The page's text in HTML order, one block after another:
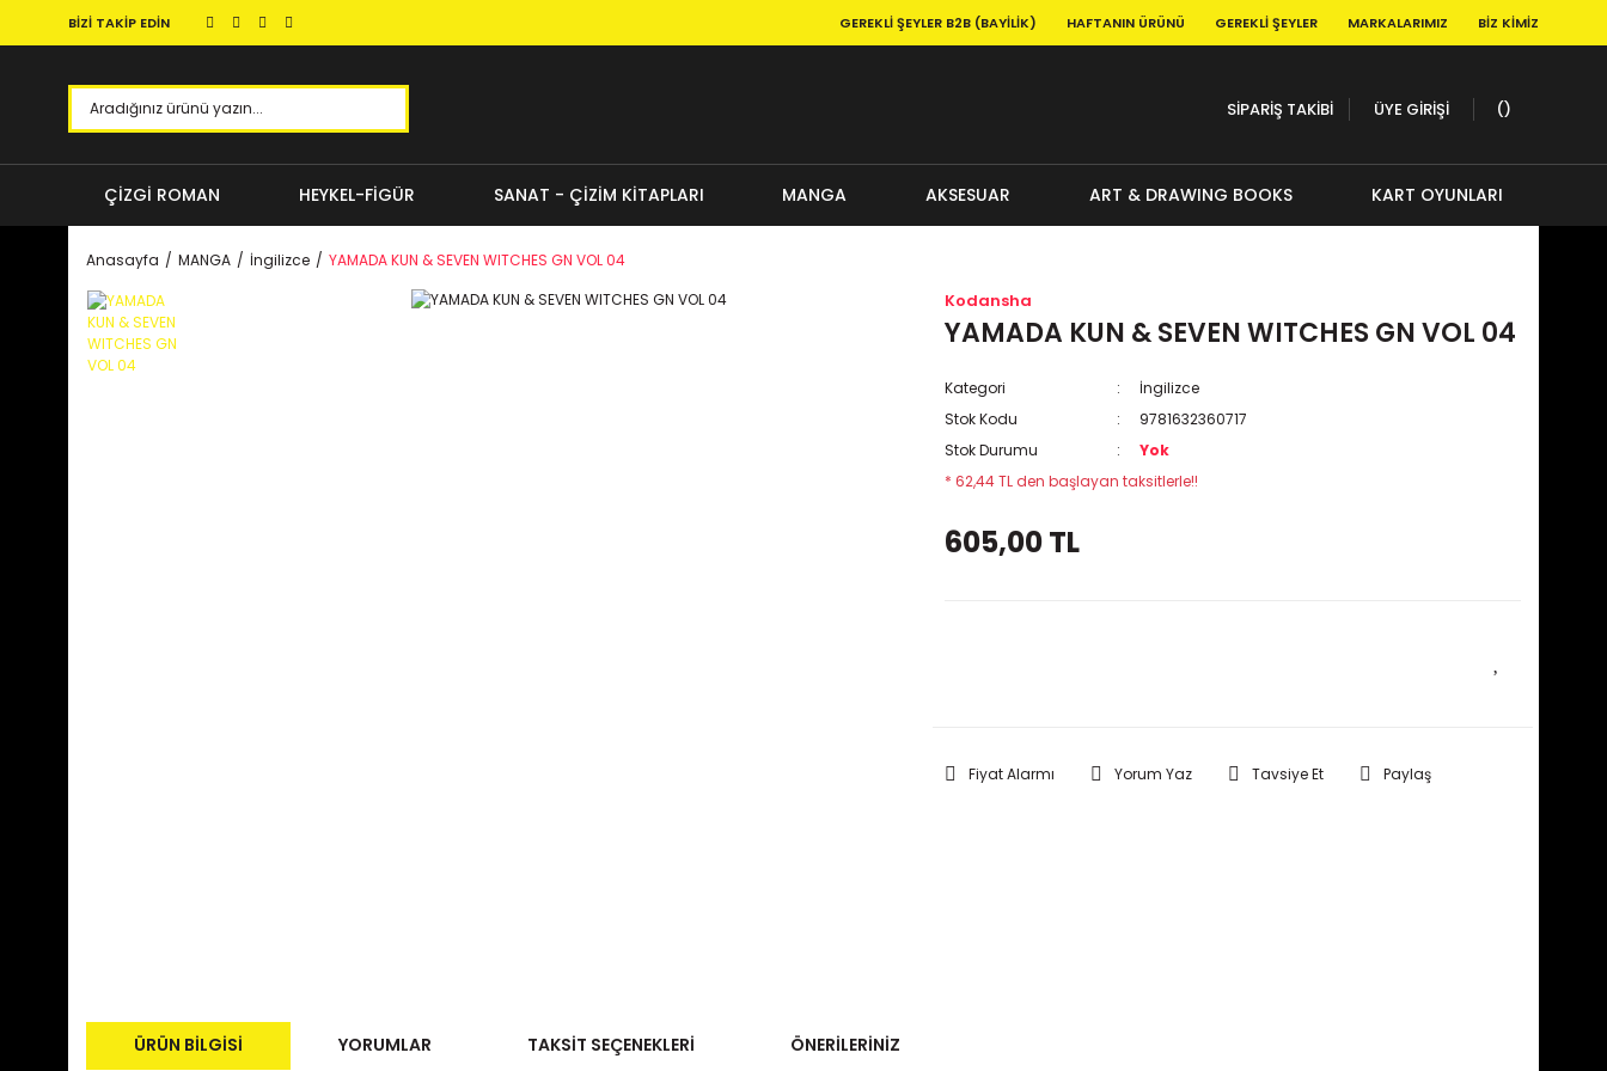
BİZİ TAKİP EDİN GEREKLI ŞEYLER B2B (BAYILIK) HAFTANIN ÜRÜNÜ GEREKLI ŞEYLER MARKALARIMIZ BIZ KIMIZ
SİPARİŞ TAKİBİ ÜYE GİRİŞİ
ÇİZGİ ROMAN HEYKEL-FİGÜR SANAT - ÇİZİM KİTAPLARI MANGA AKSESUAR ART & DRAWING BOOKS KART OYUNLARI
Anasayfa MANGA İngilizce YAMADA KUN & SEVEN WITCHES GN VOL 04
Kodansha
YAMADA KUN & SEVEN WITCHES GN VOL 04
Kategori
İngilizce
Stok Kodu
9781632360717
Stok Durumu
Yok
* 62,44 TL den başlayan taksitlerle!!
605,00 TL
Fiyat Alarmı Yorum Yaz Tavsiye Et Paylaş
ÜRÜN BILGISI YORUMLAR TAKSIT SEÇENEKLERI ÖNERILERINIZ